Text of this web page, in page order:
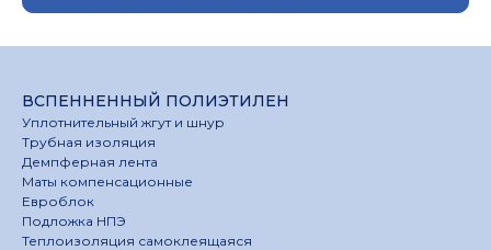
ВСПЕННЕННЫЙ ПОЛИЭТИЛЕН
Уплотнительный жгут и шнур
Трубная изоляция
Демпферная лента
Маты компенсационные
Евроблок
Подложка НПЭ
Теплоизоляция самоклеящаяся